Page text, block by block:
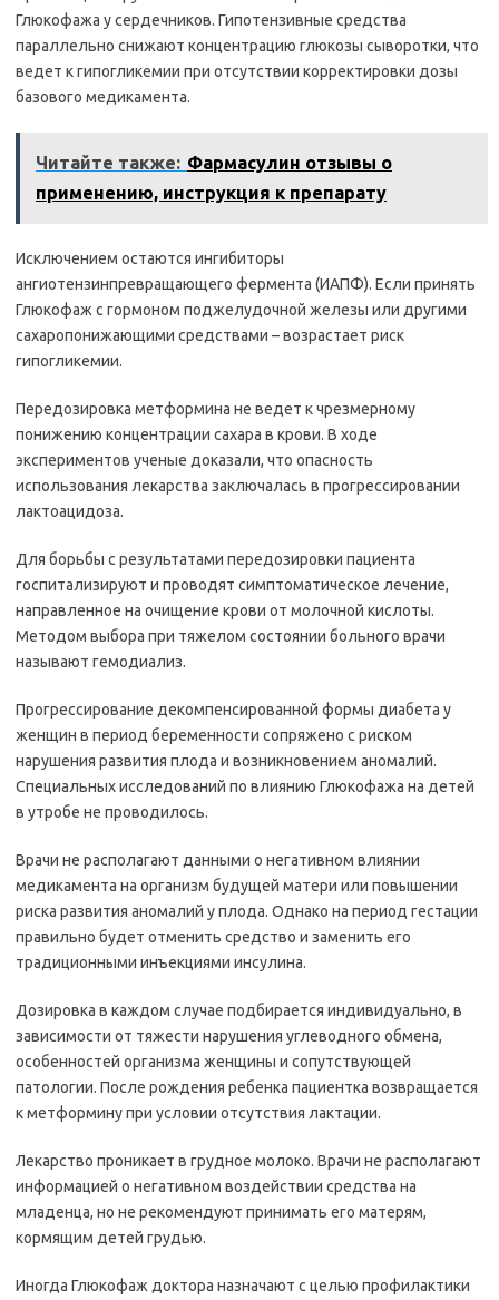
Глюкофажа у сердечников. Гипотензивные средства
параллельно снижают концентрацию глюкозы сыворотки, что
ведет к гипогликемии при отсутствии корректировки дозы
базового медикамента.
Читайте также: Фармасулин отзывы о
применению, инструкция к препарату
Исключением остаются ингибиторы
ангиотензинпревращающего фермента (ИАПФ). Если принять
Глюкофаж с гормоном поджелудочной железы или другими
сахаропонижающими средствами – возрастает риск
гипогликемии.
Передозировка метформина не ведет к чрезмерному
понижению концентрации сахара в крови. В ходе
экспериментов ученые доказали, что опасность
использования лекарства заключалась в прогрессировании
лактоацидоза.
Для борьбы с результатами передозировки пациента
госпитализируют и проводят симптоматическое лечение,
направленное на очищение крови от молочной кислоты.
Методом выбора при тяжелом состоянии больного врачи
называют гемодиализ.
Прогрессирование декомпенсированной формы диабета у
женщин в период беременности сопряжено с риском
нарушения развития плода и возникновением аномалий.
Специальных исследований по влиянию Глюкофажа на детей
в утробе не проводилось.
Врачи не располагают данными о негативном влиянии
медикамента на организм будущей матери или повышении
риска развития аномалий у плода. Однако на период гестации
правильно будет отменить средство и заменить его
традиционными инъекциями инсулина.
Дозировка в каждом случае подбирается индивидуально, в
зависимости от тяжести нарушения углеводного обмена,
особенностей организма женщины и сопутствующей
патологии. После рождения ребенка пациентка возвращается
к метформину при условии отсутствия лактации.
Лекарство проникает в грудное молоко. Врачи не располагают
информацией о негативном воздействии средства на
младенца, но не рекомендуют принимать его матерям,
кормящим детей грудью.
Иногда Глюкофаж доктора назначают с целью профилактики